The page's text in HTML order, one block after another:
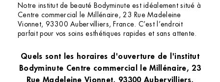
Notre institut de beauté Bodyminute est idéalement situé à
Centre commercial le Millénaire, 23 Rue Madeleine
Vionnet, 93300 Aubervilliers, France. C’est l’endroit
parfait pour vos soins esthétiques rapides et sans attente.
Quels sont les horaires d'ouverture de l'institut
Bodyminute Centre commercial le Millénaire, 23
Rue Madeleine Vionnet, 93300 Aubervilliers,